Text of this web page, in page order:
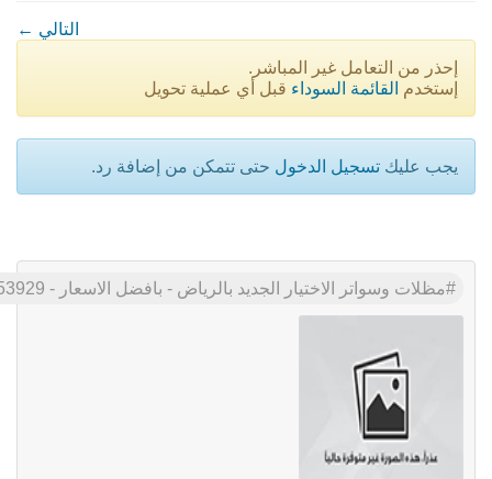
← التالي
إحذر من التعامل غير المباشر.
إستخدم القائمة السوداء قبل أي عملية تحويل
يجب عليك تسجيل الدخول حتى تتمكن من إضافة رد.
مظلات وسواتر الاختيار الجديد بالرياض - بافضل الاسعار - 0535553929 - تركيب مظلات مواقف السيارات - شركة رسمية - انواع حصرية - جودة عالية وضمان عشر